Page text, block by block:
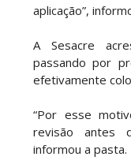
aplicação”,
A Sesacre
passando por
efetivamente
“Por esse
revisão antes
informou a pasta.